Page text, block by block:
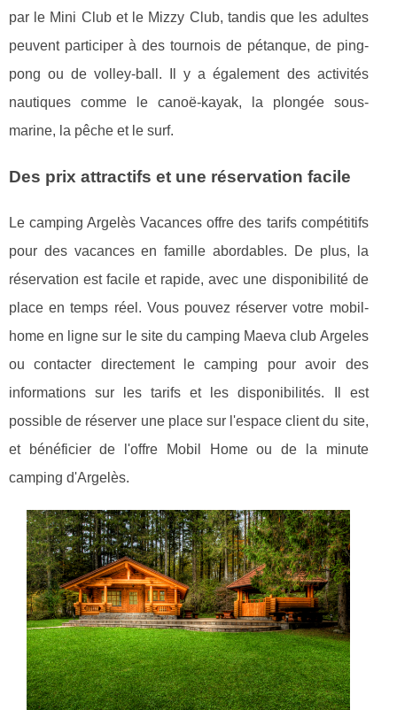
par le Mini Club et le Mizzy Club, tandis que les adultes
peuvent participer à des tournois de pétanque, de ping-
pong ou de volley-ball. Il y a également des activités
nautiques comme le canoë-kayak, la plongée sous-
marine, la pêche et le surf.
Des prix attractifs et une réservation facile
Le camping Argelès Vacances offre des tarifs compétitifs
pour des vacances en famille abordables. De plus, la
réservation est facile et rapide, avec une disponibilité de
place en temps réel. Vous pouvez réserver votre mobil-
home en ligne sur le site du camping Maeva club Argeles
ou contacter directement le camping pour avoir des
informations sur les tarifs et les disponibilités. Il est
possible de réserver une place sur l'espace client du site,
et bénéficier de l'offre Mobil Home ou de la minute
camping d'Argelès.